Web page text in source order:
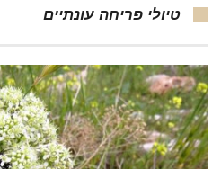
טיולי פריחה עונתיים